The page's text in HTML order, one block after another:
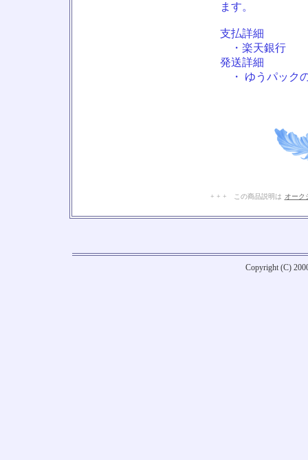
ます。
支払詳細
・楽天銀行
発送詳細
・ ゆうパック
+ + + この商品説明は オーク
Copyright (C)